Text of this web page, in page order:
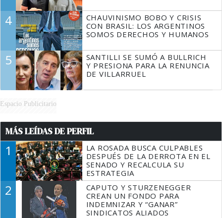
4
CHAUVINISMO BOBO Y CRISIS
CON BRASIL: LOS ARGENTINOS
SOMOS DERECHOS Y HUMANOS
5
SANTILLI SE SUMÓ A BULLRICH
Y PRESIONA PARA LA RENUNCIA
DE VILLARRUEL
Espacio Publicitario
MÁS LEÍDAS DE PERFIL
1
LA ROSADA BUSCA CULPABLES
DESPUÉS DE LA DERROTA EN EL
SENADO Y RECALCULA SU
ESTRATEGIA
2
CAPUTO Y STURZENEGGER
CREAN UN FONDO PARA
INDEMNIZAR Y “GANAR”
SINDICATOS ALIADOS